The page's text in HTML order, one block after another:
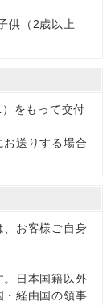
供（2歳以上
をもって交付
送りする場合
、お客様ご自身
日本国籍以外
・経由国の領事